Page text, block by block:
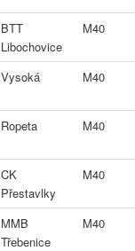
BTT
Libochovice
M40
Vysoká M40
Ropeta M40
CK
Přestavlky
M40
MMB
Třebenice
M40